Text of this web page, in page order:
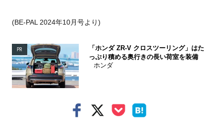
(BE-PAL 2024年10月号より)
PR
「ホンダ ZR-V クロスツーリング」はた
っぷり積める奥行きの長い荷室を装備
ホンダ